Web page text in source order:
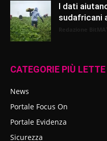
I dati
sudafricani
CATEGORIE PIÙ LETTE
News
Portale Focus On
Portale Evidenza
Sicurezza